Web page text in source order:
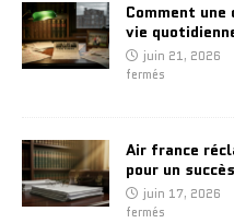
Comment
vie
juin 21, 2026
fermés
Air france
pour un
juin 17, 2026
fermés